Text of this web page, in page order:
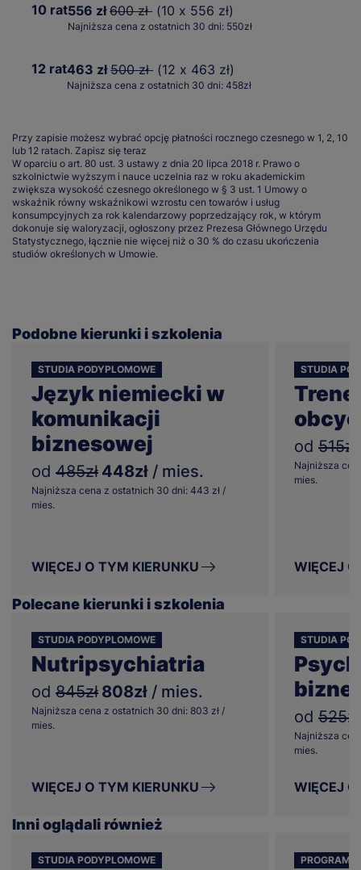
10 rat556 zł600 zł (10 x 556 zł)
Najniższa cena z ostatnich 30 dni: 550zł
12 rat463 zł500 zł (12 x 463 zł)
Najniższa cena z ostatnich 30 dni: 458zł
Przy zapisie możesz wybrać opcję płatności rocznego czesnego w 1, 2, 10
lub 12 ratach. Zapisz się teraz
W oparciu o art. 80 ust. 3 ustawy z dnia 20 lipca 2018 r. Prawo o
szkolnictwie wyższym i nauce uczelnia raz w roku akademickim
zwiększa wysokość czesnego określonego w § 3 ust. 1 Umowy o
wskaźnik równy wskaźnikowi wzrostu cen towarów i usług
konsumpcyjnych za rok kalendarzowy poprzedzający rok, w którym
dokonuje się waloryzacji, ogłoszony przez Prezesa Głównego Urzędu
Statystycznego, łącznie nie więcej niż o 30 % do czasu ukończenia
studiów określonych w Umowie.
Podobne kierunki i szkolenia
STUDIA PODYPLOMOWE
Język niemiecki w
komunikacji
biznesowej
od 485zł 448zł / mies.
Najniższa cena z ostatnich 30 dni: 443 zł /
mies.
WIĘCEJ O TYM KIERUNKU
STUDIA
od 515zł
Najniższa
mies.
WIĘCEJ
Polecane kierunki i szkolenia
STUDIA PODYPLOMOWE
Nutripsychiatria
od 845zł 808zł / mies.
Najniższa cena z ostatnich 30 dni: 803 zł /
mies.
WIĘCEJ O TYM KIERUNKU
STUDIA
od 525zł
Najniższa
mies.
WIĘCEJ
Inni oglądali również
STUDIA PODYPLOMOWE PROGRAM